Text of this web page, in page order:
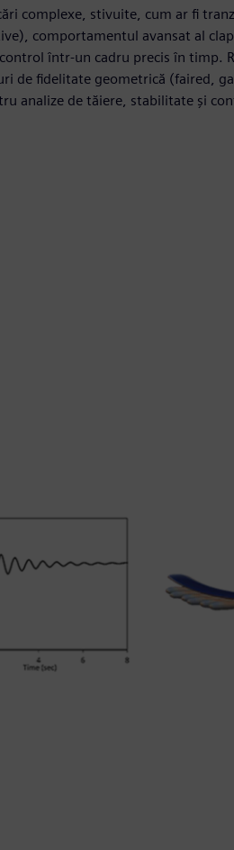
complexe, stivuite, cum ar fi
comportamentul avansat al
într-un cadru precis în timp.
de fidelitate geometrică (faired,
analize de tăiere, stabilitate și